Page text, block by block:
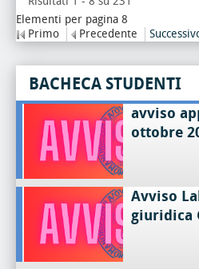
Elementi per pagina 8
Primo
Precedente
BACHECA STUDENTI
avviso
ottobre
Avviso
giuridica